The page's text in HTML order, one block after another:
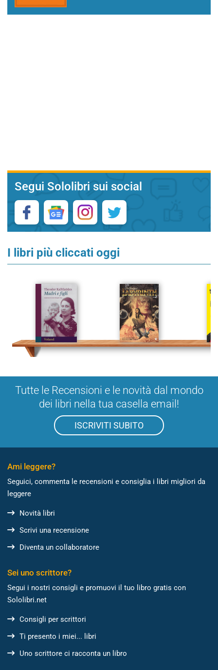
Segui Sololibri sui social
I libri più cliccati oggi
Tutte le Recensioni e le novità dal mondo
dei libri nella tua casella email!
ISCRIVITI SUBITO
Ami leggere?
Seguici, commenta le recensioni e consiglia i libri migliori da
leggere
Novità libri
Scrivi una recensione
Diventa un collaboratore
Sei uno scrittore?
Segui i nostri consigli e promuovi il tuo libro gratis con
Sololibri.net
Consigli per scrittori
Ti presento i miei... libri
Uno scrittore ci racconta un libro